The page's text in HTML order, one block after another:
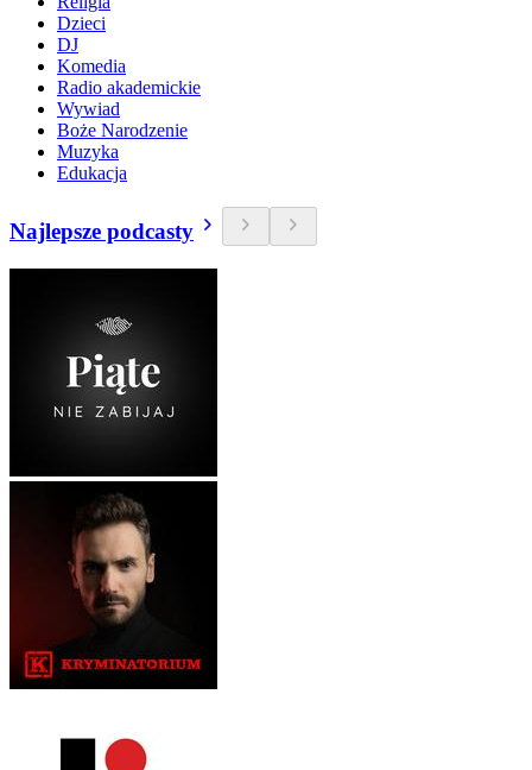
Dzieci
DJ
Komedia
Radio akademickie
Wywiad
Boże Narodzenie
Muzyka
Edukacja
Najlepsze podcasty